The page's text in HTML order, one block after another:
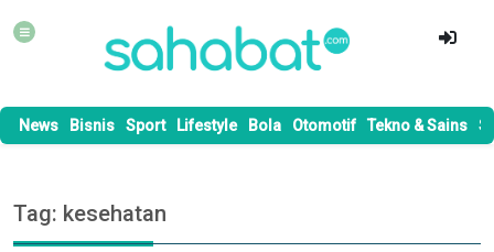
News Bisnis Sport Lifestyle Bola Otomotif Tekno & Sains
Tag: kesehatan